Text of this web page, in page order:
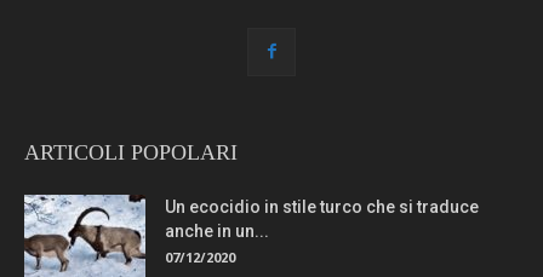
ARTICOLI POPOLARI
Un ecocidio in stile turco che si traduce
anche in un...
07/12/2020